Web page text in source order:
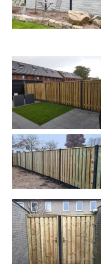
Betonschutting
Betonpalen schutting
Hout beton schuttingen
Tuindeur grenen